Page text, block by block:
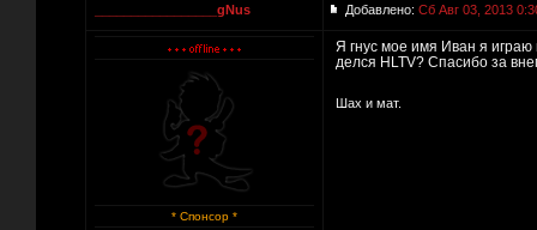
_________________gNus Добавлено: Сб Авг 03, 2013
* Спонсор *
Я гнус мое имя Иван я играю
делся HLTV? Спасибо за
Шах и мат.